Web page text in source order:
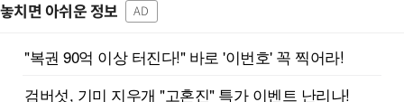
놓치면 아쉬운 정보 AD